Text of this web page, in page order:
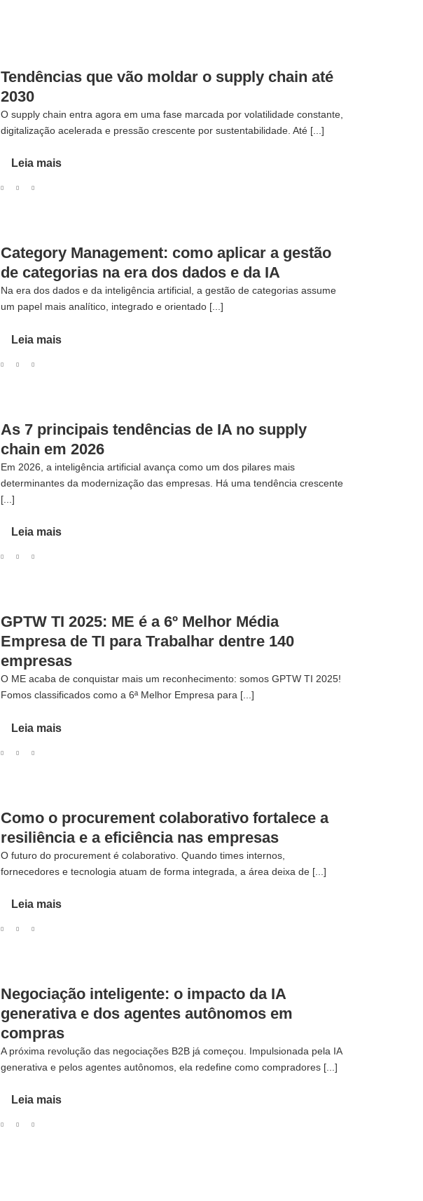
Tendências que vão moldar o supply chain até
2030
O supply chain entra agora em uma fase marcada por volatilidade constante,
digitalização acelerada e pressão crescente por sustentabilidade. Até [...]
Leia mais
Category Management: como aplicar a gestão
de categorias na era dos dados e da IA
Na era dos dados e da inteligência artificial, a gestão de categorias assume
um papel mais analítico, integrado e orientado [...]
Leia mais
As 7 principais tendências de IA no supply
chain em 2026
Em 2026, a inteligência artificial avança como um dos pilares mais
determinantes da modernização das empresas. Há uma tendência crescente
[...]
Leia mais
GPTW TI 2025: ME é a 6º Melhor Média
Empresa de TI para Trabalhar dentre 140
empresas
O ME acaba de conquistar mais um reconhecimento: somos GPTW TI 2025!
Fomos classificados como a 6ª Melhor Empresa para [...]
Leia mais
Como o procurement colaborativo fortalece a
resiliência e a eficiência nas empresas
O futuro do procurement é colaborativo. Quando times internos,
fornecedores e tecnologia atuam de forma integrada, a área deixa de [...]
Leia mais
Negociação inteligente: o impacto da IA
generativa e dos agentes autônomos em
compras
A próxima revolução das negociações B2B já começou. Impulsionada pela IA
generativa e pelos agentes autônomos, ela redefine como compradores [...]
Leia mais